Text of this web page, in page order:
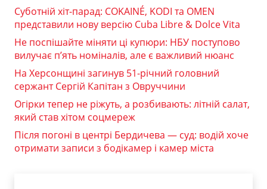
Суботній хіт-парад: COKAINÉ, KODI та OMEN
представили нову версію Cuba Libre & Dolce Vita
Не поспішайте міняти ці купюри: НБУ поступово
вилучає п’ять номіналів, але є важливий нюанс
На Херсонщині загинув 51-річний головний
сержант Сергій Капітан з Овруччини
Огірки тепер не ріжуть, а розбивають: літній салат,
який став хітом соцмереж
Після погоні в центрі Бердичева — суд: водій хоче
отримати записи з бодікамер і камер міста